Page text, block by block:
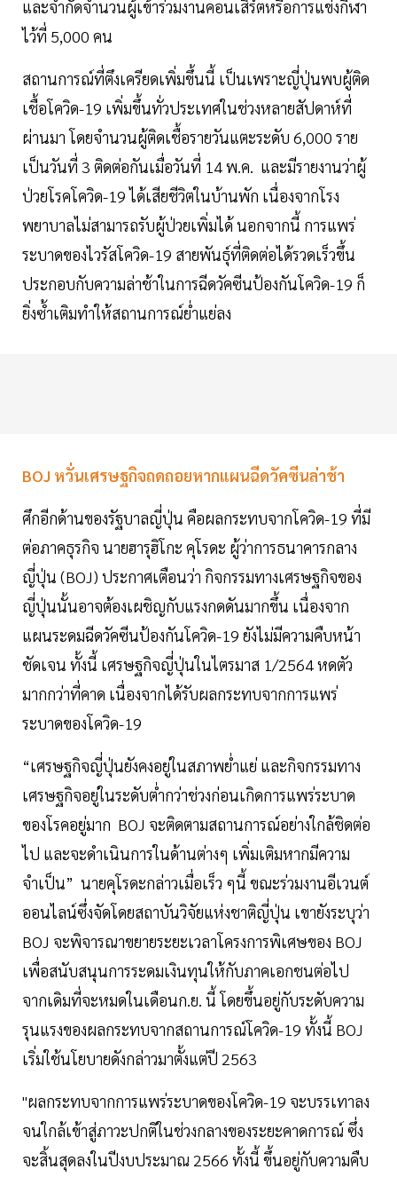
และจำกัดจำนวนผู้เข้าร่วมงานคอนเสิร์ตหรือการแข่งกีฬา
ไว้ที่ 5,000 คน
สถานการณ์ที่ตึงเครียดเพิ่มขึ้นนี้ เป็นเพราะญี่ปุ่นพบผู้ติด
เชื้อโควิด-19 เพิ่มขึ้นทั่วประเทศในช่วงหลายสัปดาห์ที่
ผ่านมา โดยจำนวนผู้ติดเชื้อรายวันแตะระดับ 6,000 ราย
เป็นวันที่ 3 ติดต่อกันเมื่อวันที่ 14 พ.ค. และมีรายงานว่าผู้
ป่วยโรคโควิด-19 ได้เสียชีวิตในบ้านพัก เนื่องจากโรง
พยาบาลไม่สามารถรับผู้ป่วยเพิ่มได้ นอกจากนี้ การแพร่
ระบาดของไวรัสโควิด-19 สายพันธุ์ที่ติดต่อได้รวดเร็วขึ้น
ประกอบกับความล่าช้าในการฉีดวัคซีนป้องกันโควิด-19 ก็
ยิ่งซ้ำเติมทำให้สถานการณ์ย่ำแย่ลง
BOJ หวั่นเศรษฐกิจถดถอยหากแผนฉีดวัคซีนล่าช้า
ศึกอีกด้านของรัฐบาลญี่ปุ่น คือผลกระทบจากโควิด-19 ที่มี
ต่อภาคธุรกิจ นายฮารุฮิโกะ คุโรดะ ผู้ว่าการธนาคารกลาง
ญี่ปุ่น (BOJ) ประกาศเตือนว่า กิจกรรมทางเศรษฐกิจของ
ญี่ปุ่นนั้นอาจต้องเผชิญกับแรงกดดันมากขึ้น เนื่องจาก
แผนระดมฉีดวัคซีนป้องกันโควิด-19 ยังไม่มีความคืบหน้า
ชัดเจน ทั้งนี้ เศรษฐกิจญี่ปุ่นในไตรมาส 1/2564 หดตัว
มากกว่าที่คาด เนื่องจากได้รับผลกระทบจากการแพร่
ระบาดของโควิด-19
“เศรษฐกิจญี่ปุ่นยังคงอยู่ในสภาพย่ำแย่ และกิจกรรมทาง
เศรษฐกิจอยู่ในระดับต่ำกว่าช่วงก่อนเกิดการแพร่ระบาด
ของโรคอยู่มาก BOJ จะติดตามสถานการณ์อย่างใกล้ชิดต่อ
ไป และจะดำเนินการในด้านต่างๆ เพิ่มเติมหากมีความ
จำเป็น” นายคุโรดะกล่าวเมื่อเร็ว ๆนี้ ขณะร่วมงานอีเวนต์
ออนไลน์ซึ่งจัดโดยสถาบันวิจัยแห่งชาติญี่ปุ่น เขายังระบุว่า
BOJ จะพิจารณาขยายระยะเวลาโครงการพิเศษของ BOJ
เพื่อสนับสนุนการระดมเงินทุนให้กับภาคเอกชนต่อไป
จากเดิมที่จะหมดในเดือนก.ย. นี้ โดยขึ้นอยู่กับระดับความ
รุนแรงของผลกระทบจากสถานการณ์โควิด-19 ทั้งนี้ BOJ
เริ่มใช้นโยบายดังกล่าวมาตั้งแต่ปี 2563
"ผลกระทบจากการแพร่ระบาดของโควิด-19 จะบรรเทาลง
จนใกล้เข้าสู่ภาวะปกติในช่วงกลางของระยะคาดการณ์ ซึ่ง
จะสิ้นสุดลงในปีงบประมาณ 2566 ทั้งนี้ ขึ้นอยู่กับความคืบ